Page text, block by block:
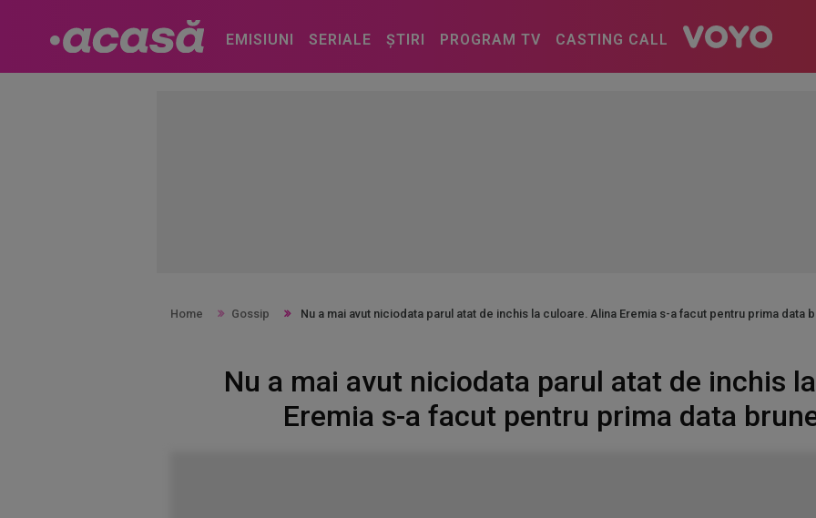
EMISIUNI SERIALE ȘTIRI PROGRAM TV CASTING CALL
Home Gossip Nu a mai avut niciodata parul atat de inchis la culoare. Alina Eremia s-a facut pentru prima data
Nu a mai avut niciodata parul atat de inchis
Eremia s-a facut pentru prima data